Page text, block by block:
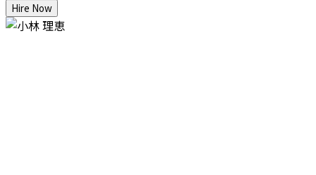
Hire Now